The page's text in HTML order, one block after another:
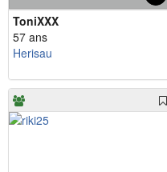
ToniXXX
57 ans
Herisau